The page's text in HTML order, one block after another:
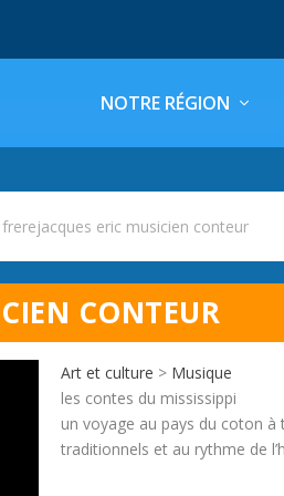
NOTRE RÉGION
frerejacques eric musicien conteur
CONTEUR
Art et culture > Musique
les contes du mississippi
un voyage au pays du coton à
traditionnels et au rythme de